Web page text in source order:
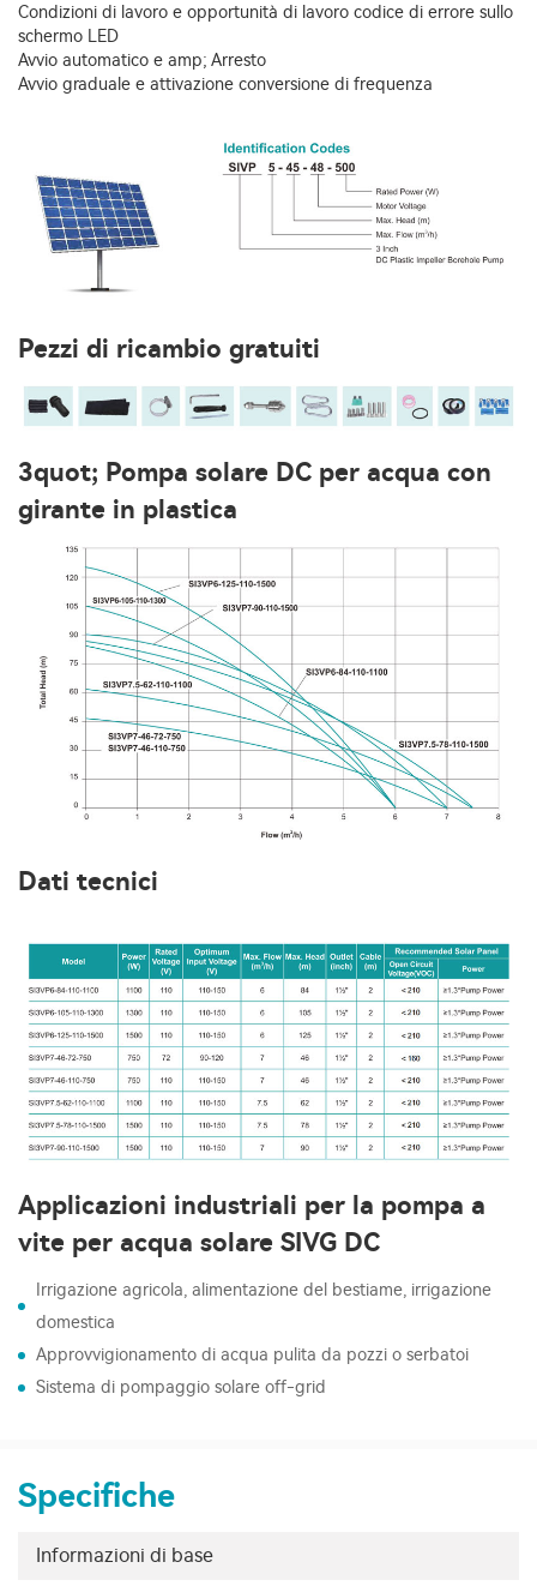
Condizioni di lavoro e opportunità di lavoro codice di errore sullo
schermo LED
Avvio automatico e amp; Arresto
Avvio graduale e attivazione conversione di frequenza
Pezzi di ricambio gratuiti
3quot; Pompa solare DC per acqua con
girante in plastica
Dati tecnici
Applicazioni industriali per la pompa a
vite per acqua solare SIVG DC
Irrigazione agricola, alimentazione del bestiame, irrigazione
domestica
Approvvigionamento di acqua pulita da pozzi o serbatoi
Sistema di pompaggio solare off-grid
Specifiche
Informazioni di base